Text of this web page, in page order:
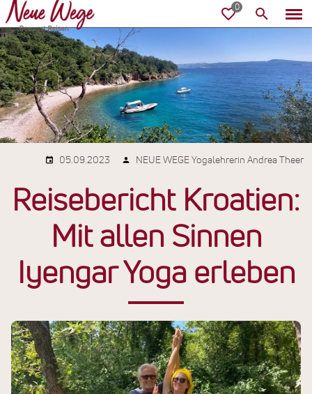
05.09.2023 NEUE WEGE Yogalehrerin Andrea Theer
Reisebericht Kroatien:
Mit allen Sinnen
Iyengar Yoga erleben